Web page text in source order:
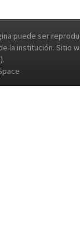
puede ser
institución. Sitio